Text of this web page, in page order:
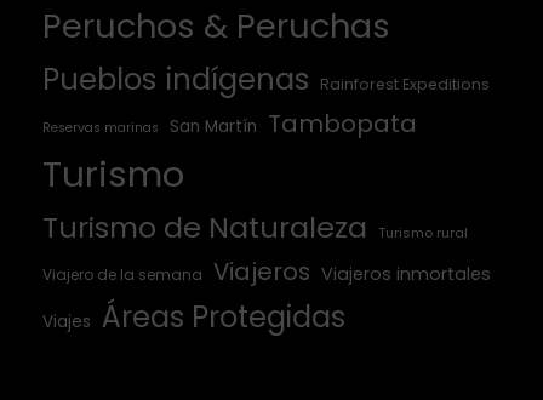
Peruchos & Peruchas
Pueblos indígenas Rainforest Expeditions
Reservas marinas San Martín Tambopata
Turismo
Turismo de Naturaleza Turismo rural
Viajero de la semana Viajeros Viajeros inmortales
Viajes Áreas Protegidas